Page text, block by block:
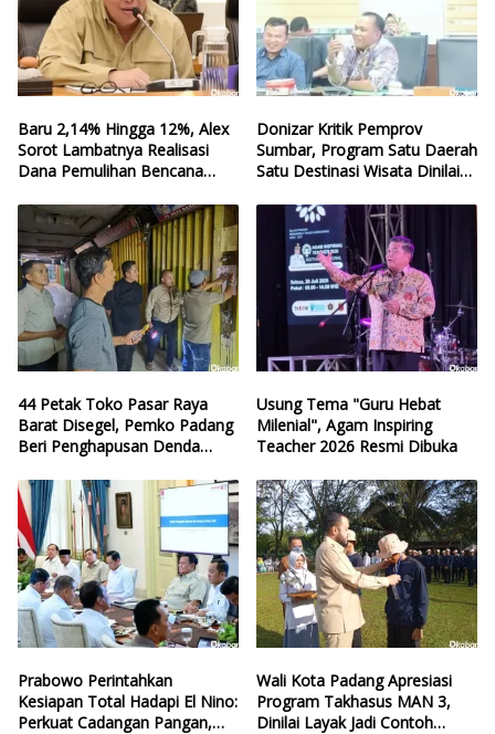
Baru 2,14% Hingga 12%, Alex
Sorot Lambatnya Realisasi
Dana Pemulihan Bencana
Donizar Kritik Pemprov
Sumbar, Program Satu Daerah
Satu Destinasi Wisata Dinilai
44 Petak Toko Pasar Raya
Barat Disegel, Pemko Padang
Beri Penghapusan Denda
Usung Tema "Guru Hebat
Milenial", Agam Inspiring
Teacher 2026 Resmi Dibuka
Prabowo Perintahkan
Kesiapan Total Hadapi El Nino:
Perkuat Cadangan Pangan,
Wali Kota Padang Apresiasi
Program Takhasus MAN 3,
Dinilai Layak Jadi Contoh